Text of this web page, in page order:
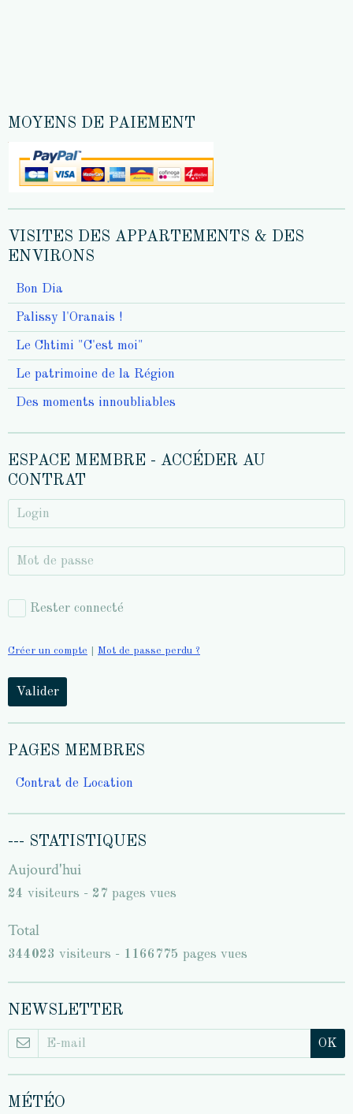
MOYENS DE PAIEMENT
VISITES DES APPARTEMENTS & DES
ENVIRONS
Bon Dia
Palissy l'Oranais !
Le Chtimi "C'est moi"
Le patrimoine de la Région
Des moments innoubliables
ESPACE MEMBRE - ACCÉDER AU
CONTRAT
Rester connecté
Créer un compte Mot de passe perdu ?
Valider
PAGES MEMBRES
Contrat de Location
--- STATISTIQUES
Aujourd'hui
24 visiteurs - 27 pages vues
Total
344023 visiteurs - 1166775 pages vues
NEWSLETTER
OK
MÉTÉO